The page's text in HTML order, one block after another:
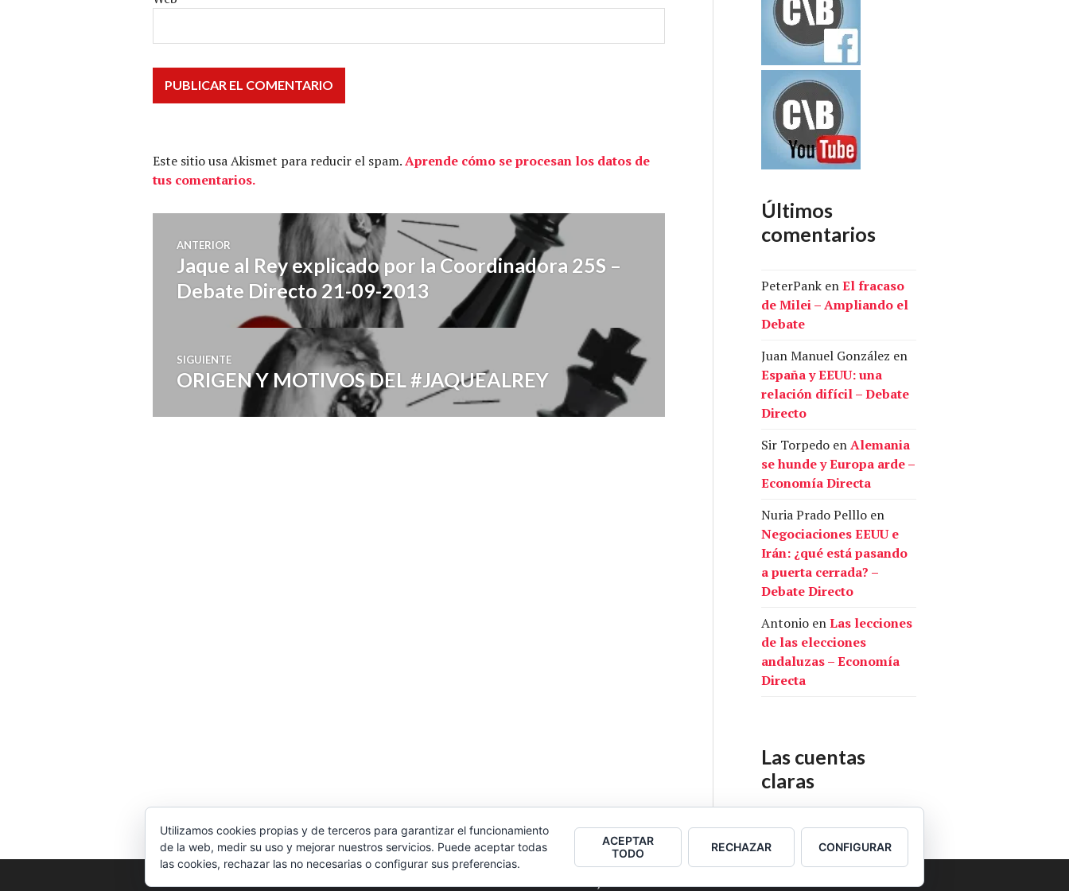
Este sitio usa Akismet para reducir el spam.Aprende cómo se procesan los datos de
tus comentarios.
Navegación
de
entradas
ANTERIOR
Entrada
anterior:
Jaque al Rey explicado por la Coordinadora 25S –
Debate Directo 21-09-2013
SIGUIENTE
Entrada
siguiente:
ORIGEN Y MOTIVOS DEL #JAQUEALREY
Últimos
comentarios
PeterPank enEl fracaso
de Milei – Ampliando el
Debate
Juan Manuel González en
España y EEUU: una
relación difícil – Debate
Directo
Sir Torpedo enAlemania
se hunde y Europa arde –
Economía Directa
Nuria Prado Pelllo en
Negociaciones EEUU e
Irán: ¿qué está pasando
a puerta cerrada? –
Debate Directo
Antonio enLas lecciones
de las elecciones
andaluzas – Economía
Directa
Las cuentas
claras
Nuestras cuentas
2026 Colectivo Burbuja
Utilizamos cookies propias y de terceros para garantizar el funcionamiento
de la web, medir su uso y mejorar nuestros servicios. Puede aceptar todas
las cookies, rechazar las no necesarias o configurar sus preferencias.
ACEPTAR
TODO
RECHAZAR CONFIGURAR